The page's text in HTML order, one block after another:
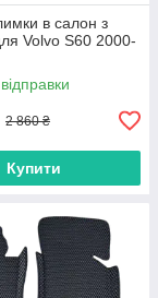
в салон з
Volvo S60 2000-
2 860 ₴
Купити